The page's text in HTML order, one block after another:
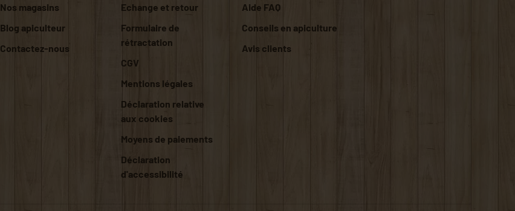
Nos magasins
Blog apiculteur
Contactez-nous
Echange et retour
Formulaire de
rétractation
CGV
Mentions légales
Déclaration relative
aux cookies
Moyens de paiements
Déclaration
d'accessibilité
Aide FAQ
Conseils en apiculture
Avis clients